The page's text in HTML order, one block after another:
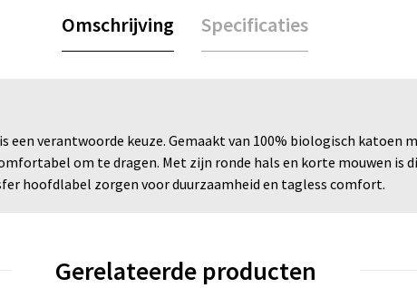
Omschrijving Specificaties
verantwoorde keuze. Gemaakt van 100% biologisch katoen
om te dragen. Met zijn ronde hals en korte mouwen is
hoofdlabel zorgen voor duurzaamheid en tagless comfort.
Gerelateerde producten